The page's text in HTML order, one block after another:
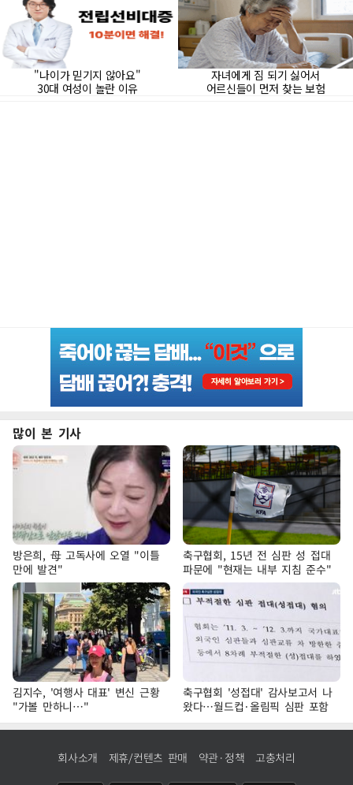
많이 본 기사
방은희, 母 고독사에 오열 "이틀
만에 발견"
축구협회, 15년 전 심판 성 접대
파문에 "현재는 내부 지침 준수"
김지수, '여행사 대표' 변신 근황
"가볼 만하니…"
축구협회 '성접대' 감사보고서 나
왔다…월드컵·올림픽 심판 포함
회사소개 제휴/컨텐츠 판매 약관·정책 고충처리